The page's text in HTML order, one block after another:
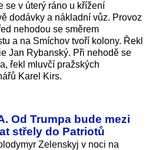
se v úterý ráno u křížení
dodávky a nákladní vůz. Provoz
nehodou se směrem
a na Smíchov tvoří kolony. Řekl
Jan Rybanský. Při nehodě se
řekl mluvčí pražských
Karel Kirs.
Od Trumpa bude mezi
střely do Patriotů
Zelenskyj v noci na